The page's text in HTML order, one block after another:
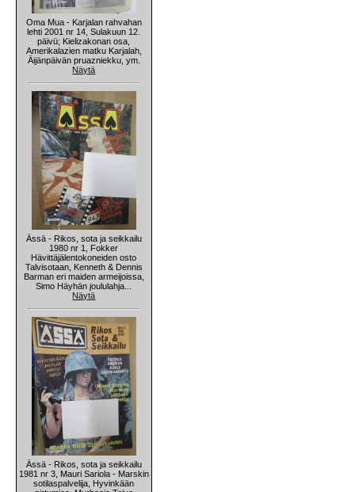
Oma Mua - Karjalan rahvahan
lehti 2001 nr 14, Sulakuun 12.
päivü; Kielizakonan osa,
Amerikalazien matku Karjalah,
Äijänpäivän pruazniekku, ym.
Näytä
Ässä - Rikos, sota ja seikkailu
1980 nr 1, Fokker
Hävittäjälentokoneiden osto
Talvisotaan, Kenneth & Dennis
Barman eri maiden armeijoissa,
Simo Häyhän joululahja...
Näytä
Ässä - Rikos, sota ja seikkailu
1981 nr 3, Mauri Sariola - Marskin
sotilaspalvelija, Hyvinkään